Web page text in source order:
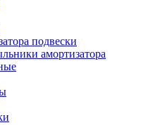
подвески
амортизатора